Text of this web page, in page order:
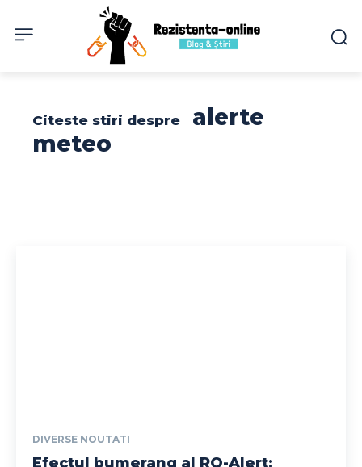
Citeste stiri despre
alerte
meteo
DIVERSE NOUTATI
Efectul bumerang al RO-Alert: